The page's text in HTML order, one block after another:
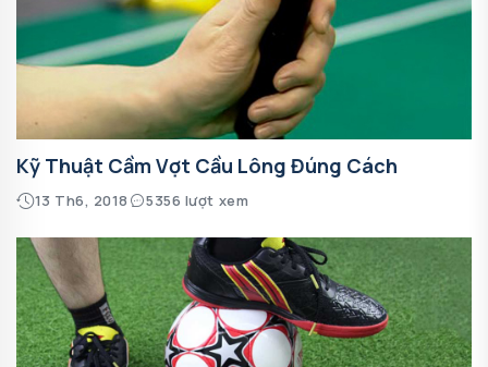
Kỹ Thuật Cầm Vợt Cầu Lông Đúng Cách
13 Th6, 2018 5356 lượt xem